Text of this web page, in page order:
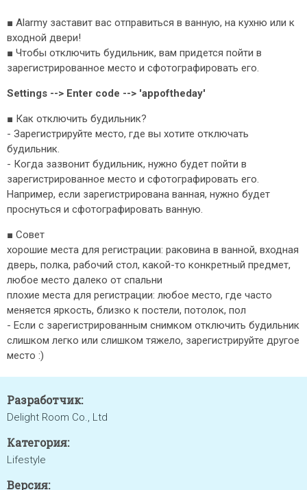
■ Alarmy заставит вас отправиться в ванную, на кухню или к
входной двери!
■ Чтобы отключить будильник, вам придется пойти в
зарегистрированное место и сфотографировать его.
Settings --> Enter code --> 'appoftheday'
■ Как отключить будильник?
- Зарегистрируйте место, где вы хотите отключать
будильник.
- Когда зазвонит будильник, нужно будет пойти в
зарегистрированное место и сфотографировать его.
Например, если зарегистрирована ванная, нужно будет
проснуться и сфотографировать ванную.
■ Совет
хорошие места для регистрации: раковина в ванной, входная
дверь, полка, рабочий стол, какой-то конкретный предмет,
любое место далеко от спальни
плохие места для регистрации: любое место, где часто
меняется яркость, близко к постели, потолок, пол
- Если с зарегистрированным снимком отключить будильник
слишком легко или слишком тяжело, зарегистрируйте другое
место :)
Разработчик:
Delight Room Co., Ltd
Категория:
Lifestyle
Версия: